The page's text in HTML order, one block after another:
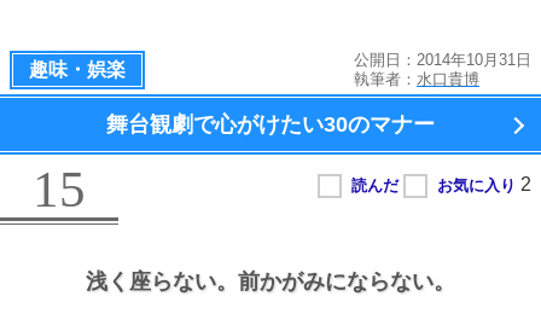
趣味・娯楽
公開日：2014年10月31日
執筆者： 水口貴博
舞台観劇で心がけたい30のマナー
15
浅く座らない。 前かがみにならない。